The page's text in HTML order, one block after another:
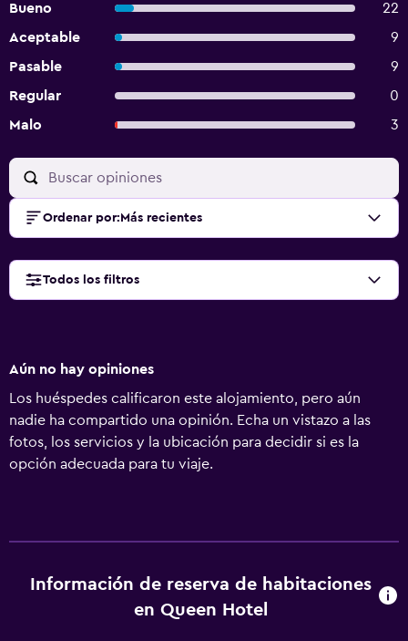
Bueno
22
Aceptable
9
Pasable
9
Regular
0
Malo
3
Ordenar por: Más recientes
Todos los filtros
Aún no hay opiniones
Los huéspedes calificaron este alojamiento, pero aún
nadie ha compartido una opinión. Echa un vistazo a las
fotos, los servicios y la ubicación para decidir si es la
opción adecuada para tu viaje.
Información de reserva de habitaciones
en Queen Hotel